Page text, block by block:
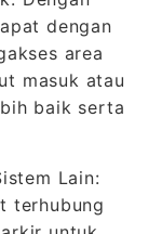
dengan
area
masuk atau
baik serta
Lain:
terhubung